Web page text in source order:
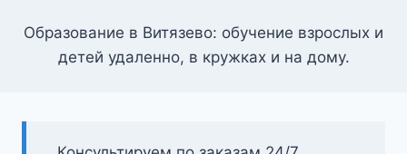
Образование в Витязево: обучение взрослых и
детей удаленно, в кружках и на дому.